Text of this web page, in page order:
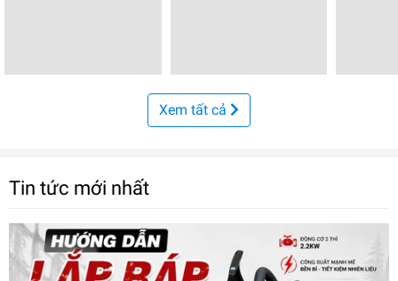
Xem tất cả
Tin tức mới nhất